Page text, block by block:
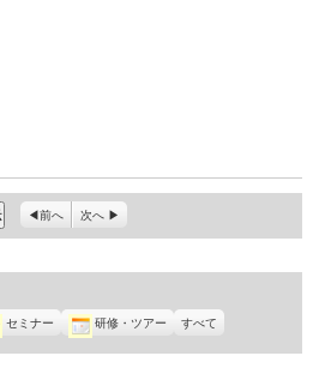
前へ 次へ
セミナー 研修・ツアー すべて